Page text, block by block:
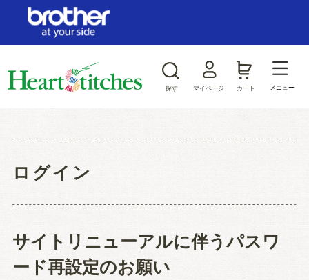
探す マイページ カート メニュー
ログイン
サイトリニューアルに伴うパスワ
ード再設定のお願い
ログイン/新規会員登録